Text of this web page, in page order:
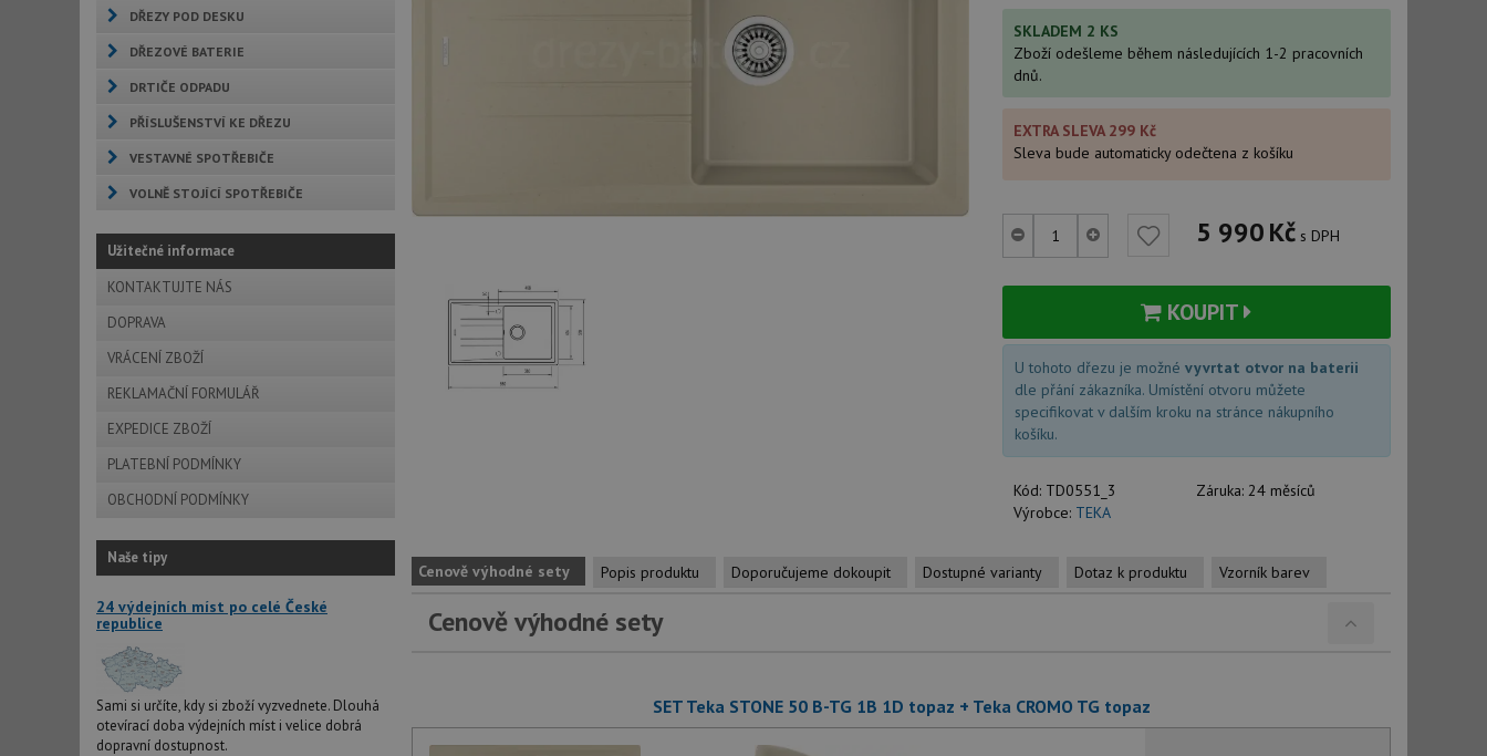
DŘEZY POD DESKU
DŘEZOVÉ BATERIE
DRTIČE ODPADU
PŘÍSLUŠENSTVÍ KE DŘEZU
VESTAVNÉ SPOTŘEBIČE
VOLNĚ STOJÍCÍ SPOTŘEBIČE
Užitečné informace
KONTAKTUJTE NÁS
DOPRAVA
VRÁCENÍ ZBOŽÍ
REKLAMAČNÍ FORMULÁŘ
EXPEDICE ZBOŽÍ
PLATEBNÍ PODMÍNKY
OBCHODNÍ PODMÍNKY
Naše tipy
24 výdejních míst po celé České
republice
Sami si určíte, kdy si zboží vyzvednete. Dlouhá
otevírací doba výdejních míst i velice dobrá
dopravní dostupnost.
SKLADEM 2 KS
Zboží odešleme během následujících 1-2 pracovních
dnů.
EXTRA SLEVA 299 Kč
Sleva bude automaticky odečtena z košíku
5 990Kč s DPH
KOUPIT
U tohoto dřezu je možné vyvrtat otvor na baterii
dle přání zákazníka. Umístění otvoru můžete
specifikovat v dalším kroku na stránce nákupního
košíku.
Kód: TD0551_3 Záruka:24 měsíců
Výrobce: TEKA
Cenově výhodné sety Popis produktu Doporučujeme dokoupit Dostupné varianty Dotaz k produktu Vzorník barev
Cenově výhodné sety
SET Teka STONE 50 B-TG 1B 1D topaz + Teka CROMO TG topaz